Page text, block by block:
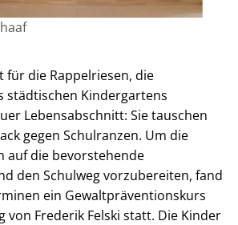
für die Rappelriesen, die
städtischen Kindergartens
Lebensabschnitt: Sie tauschen
gegen Schulranzen. Um die
auf die bevorstehende
den Schulweg vorzubereiten, fand
ein Gewaltpräventionskurs
von Frederik Felski statt. Die Kinder